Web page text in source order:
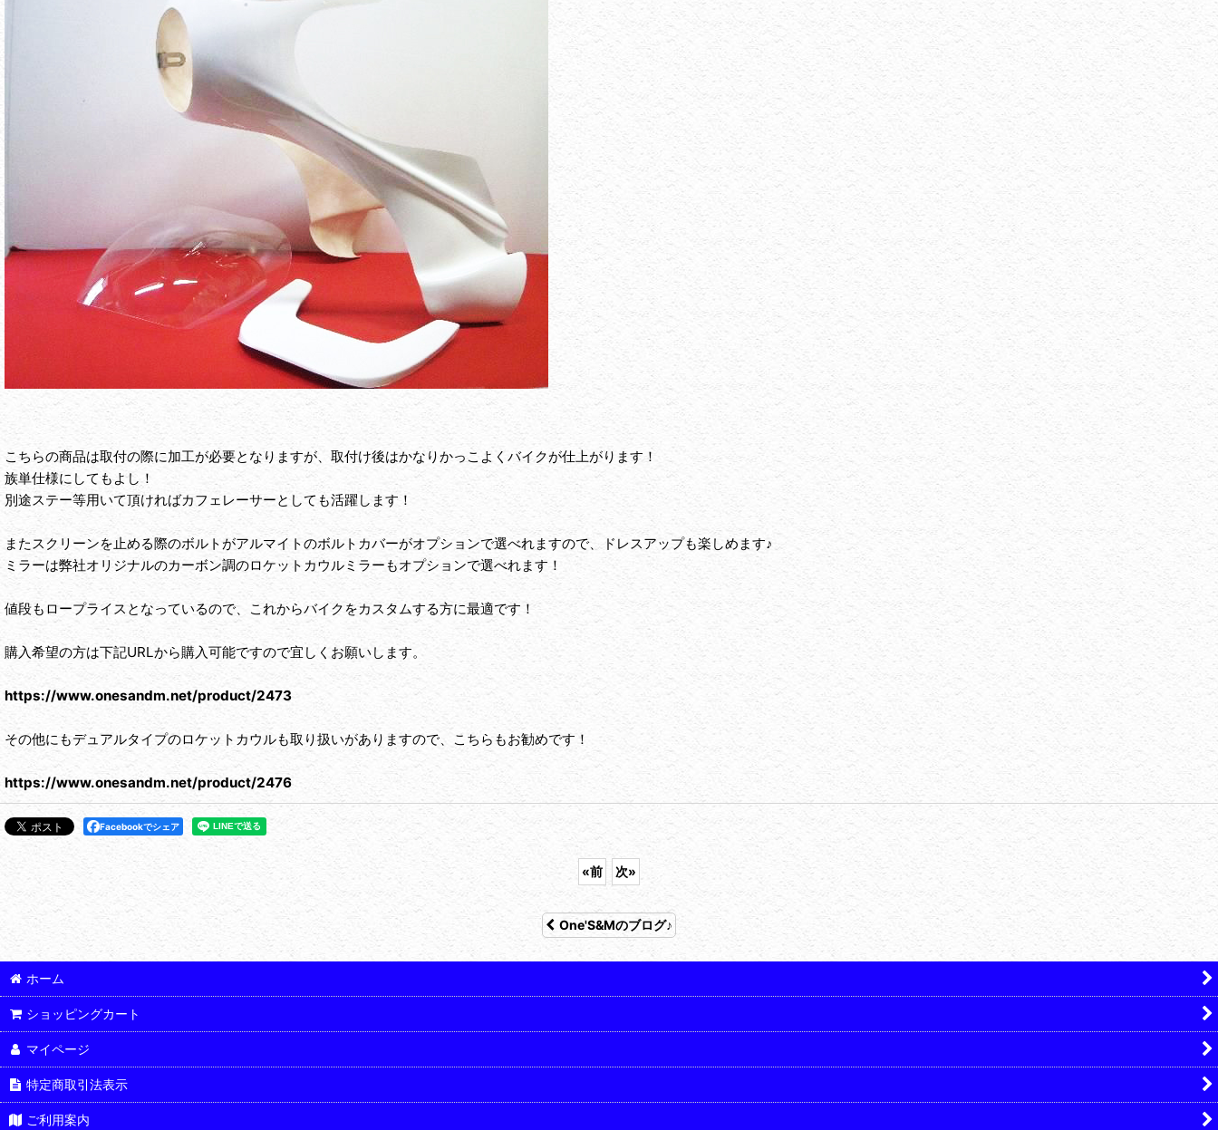
こちらの商品は取付の際に加工が必要となりますが、取付け後はかなりかっこよくバイクが仕上がります！
族単仕様にしてもよし！
別途ステー等用いて頂ければカフェレーサーとしても活躍します！
またスクリーンを止める際のボルトがアルマイトのボルトカバーがオプションで選べれますので、ドレスアップも楽しめます♪
ミラーは弊社オリジナルのカーボン調のロケットカウルミラーもオプションで選べれます！
値段もロープライスとなっているので、これからバイクをカスタムする方に最適です！
購入希望の方は下記URLから購入可能ですので宜しくお願いします。
https://www.onesandm.net/product/2473
その他にもデュアルタイプのロケットカウルも取り扱いがありますので、こちらもお勧めです！
https://www.onesandm.net/product/2476
Facebookでシェア
«前 次»
One'S&Mのブログ♪
ホーム
ショッピングカート
マイページ
特定商取引法表示
ご利用案内